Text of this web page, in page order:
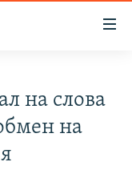
на слова
на